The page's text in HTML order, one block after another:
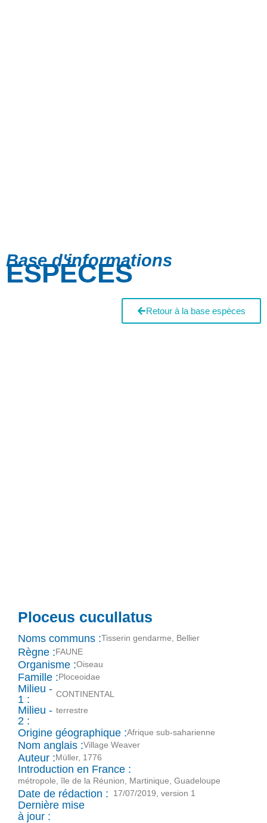
Base d'informations
ESPÈCES
Retour à la base espèces
Ploceus cucullatus
Noms communs :Tisserin gendarme, Bellier
Règne :FAUNE
Organisme :Oiseau
Famille :Ploceoidae
Milieu -
1 :
CONTINENTAL
Milieu -
2 :
terrestre
Origine géographique :Afrique sub-saharienne
Nom anglais :Village Weaver
Auteur :Müller, 1776
Introduction en France :
métropole, île de la Réunion, Martinique, Guadeloupe
Date de rédaction : 17/07/2019, version 1
Dernière mise
à jour :